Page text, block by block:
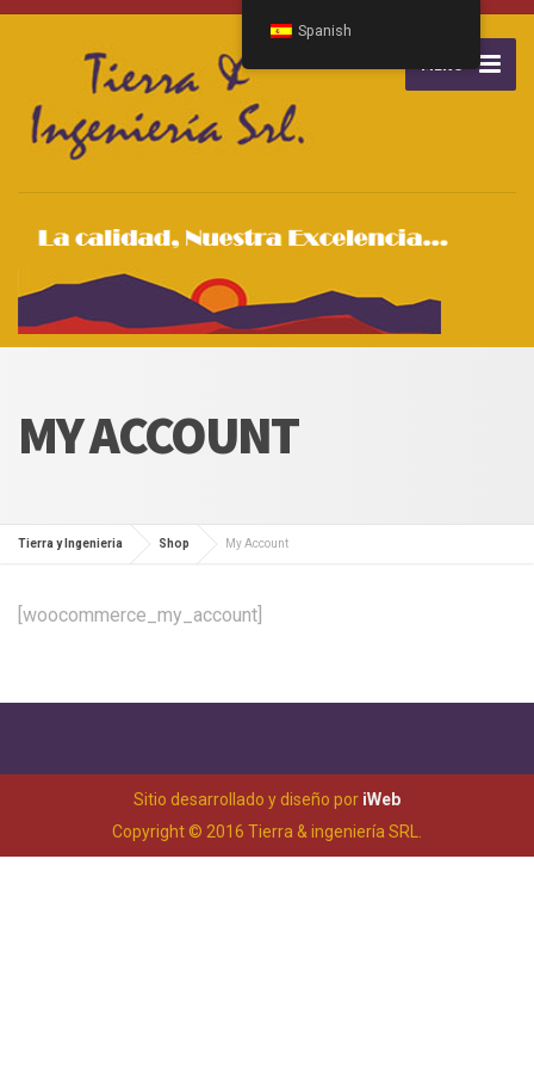
MY ACCOUNT
Tierra y Ingenieria Shop My Account
[woocommerce_my_account]
Sitio desarrollado y diseño por iWeb
Copyright © 2016 Tierra & ingeniería SRL.
Spanish